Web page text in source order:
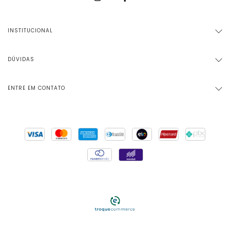
INSTITUCIONAL
DÚVIDAS
ENTRE EM CONTATO